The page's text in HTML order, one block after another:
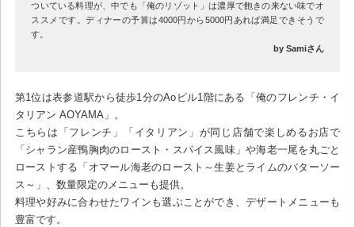
ついている料理が、中でも「俺のリゾット」は濃厚で飽きの来ない味でオ
ススメです。ディナーの予算は4000円から5000円あれば満足できそうで
す。
by Samiさん
第1位は表参道駅から徒歩1分のAoビル1階にある「俺のフレンチ・イ
タリアン AOYAMA」。
こちらは「フレンチ」「イタリアン」が同じ店舗で楽しめるお店で
「シャラン産鴨胸肉のロースト・スパイス風味」や海老一尾を丸ごと
ローストする「オマール海老のロースト～生姜とライムのバターソー
ス～」、数量限定のメニューも提供。
料理や好みに合わせたワインも選ぶことができ、デザートメニューも
豊富です。